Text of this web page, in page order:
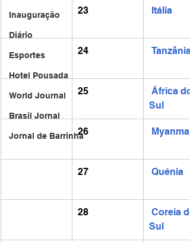
Inauguração
Diário
Esportes
Hotel Pousada
World Journal
Brasil Jornal
Jornal de Barrinha
23 Itália
24 Tanzânia
25
África do
Sul
26 Myanmar
27 Quénia
28
Coreia
Sul